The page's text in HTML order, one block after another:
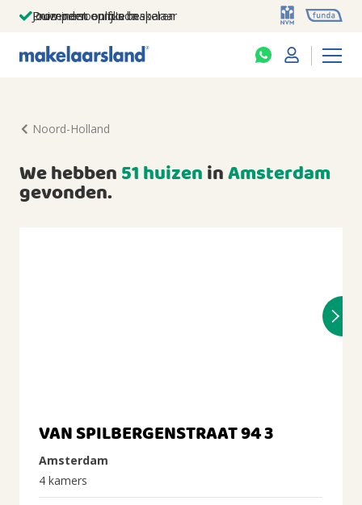
Jouw persoonlijke makelaar
Duizenden euro's besparen
Prominent op funda
Noord-Holland
We hebben51 huizeninAmsterdam
gevonden.
VAN SPILBERGENSTRAAT 94 3
Amsterdam
4 kamers